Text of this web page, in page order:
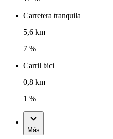
Carretera tranquila
5,6 km
7 %
Carril bici
0,8 km
1 %
Más